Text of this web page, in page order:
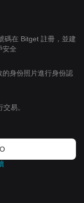
碼在 Bitget 註冊，並建
安全
身份照片進行身份認
易。